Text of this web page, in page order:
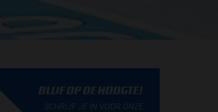
BLIJF OP DE HOOGTE!
SCHRIJF JE IN VOOR ONZE